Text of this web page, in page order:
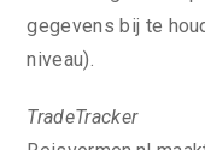
gegevens bij te
niveau).
TradeTracker